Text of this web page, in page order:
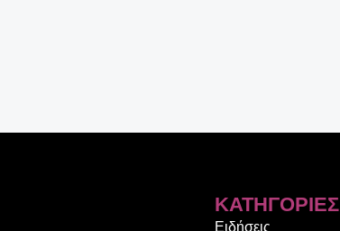
ΚΑΤΗΓΟΡΊΕΣ